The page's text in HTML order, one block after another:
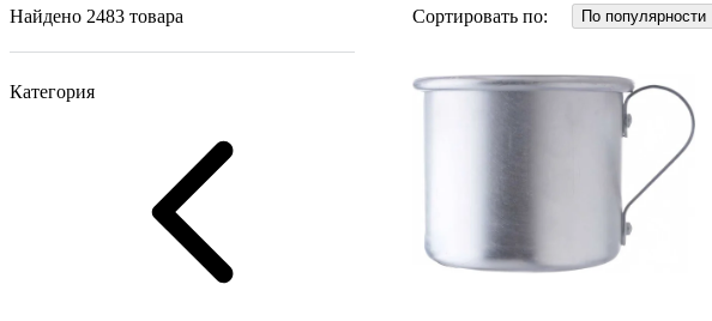
Найдено 2483 товара
Категория
Сортировать по: По популярности